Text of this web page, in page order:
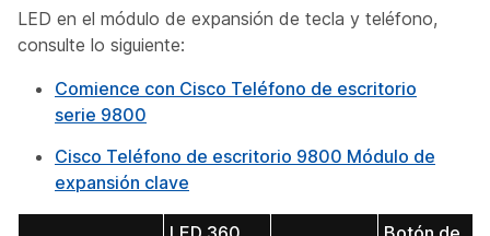
LED en el módulo de expansión de tecla y teléfono,
consulte lo siguiente:
Comience con Cisco Teléfono de escritorio
serie 9800
Cisco Teléfono de escritorio 9800 Módulo de
expansión clave